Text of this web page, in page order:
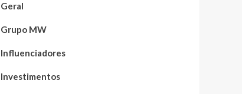
Geral
Grupo MW
Influenciadores
Investimentos